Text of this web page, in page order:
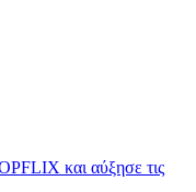
και αύξησε τις